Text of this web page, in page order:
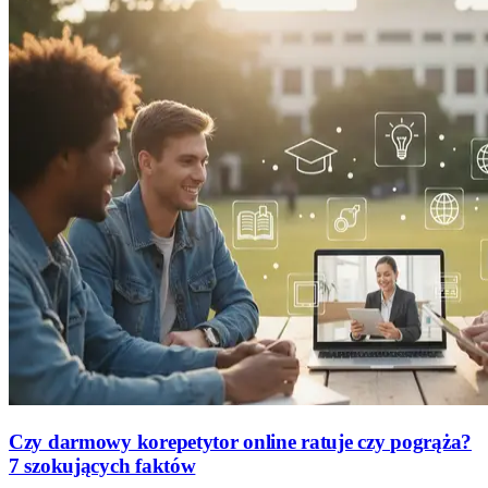
Czy darmowy korepetytor online ratuje czy pogrąża?
7 szokujących faktów